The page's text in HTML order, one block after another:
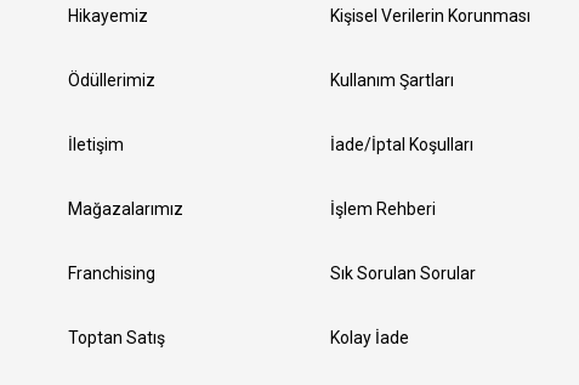
Hikayemiz
Ödüllerimiz
İletişim
Mağazalarımız
Franchising
Toptan Satış
Kişisel Verilerin Korunması
Kullanım Şartları
İade/İptal Koşulları
İşlem Rehberi
Sık Sorulan Sorular
Kolay İade